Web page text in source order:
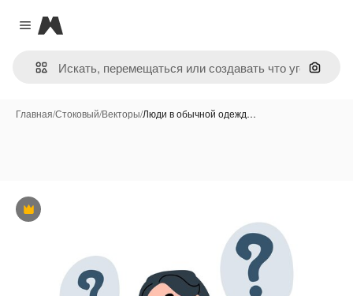
Close menu
Magnific
Поиск
Главная/Стоковый/Векторы/Люди в обычной одежд…
Премиум